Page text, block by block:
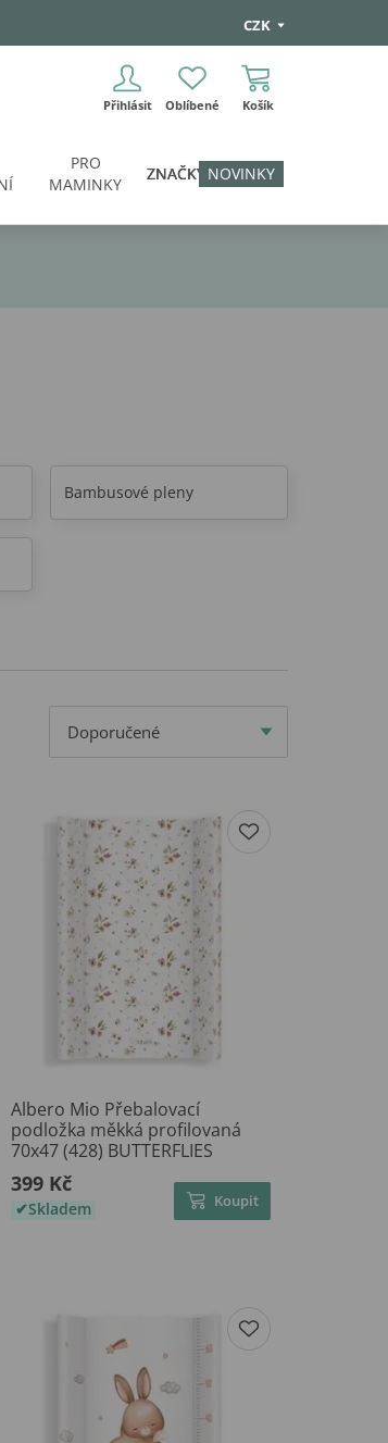
CZK
Přihlásit Oblíbené Košík
PRO
MAMINKY
ZNAČKY NOVINKY
Bambusové pleny
Doporučené
Albero Mio Přebalovací
podložka měkká profilovaná
70x47 (428) BUTTERFLIES
399 Kč
Skladem Koupit